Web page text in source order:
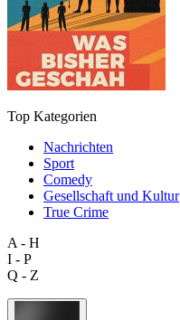
Top Kategorien
Nachrichten
Sport
Comedy
Gesellschaft und Kultur
True Crime
A - H
I - P
Q - Z